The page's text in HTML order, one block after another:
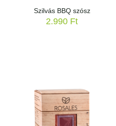
Szilvás BBQ szósz
2.990 Ft